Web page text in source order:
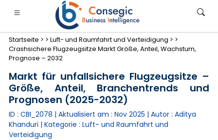
Finanzdienstleistungen und Versicherungen
• Konsumgüter• Energie und Strom
• Fallstudien
Startseite > > Luft- und Raumfahrt und Verteidigung > >
Crashsichere Flugzeugsitze Markt Größe, Anteil, Wachstum,
Prognose – 2032
Markt für unfallsichere Flugzeugsitze –
Größe, Anteil, Branchentrends und
Prognosen (2025-2032)
ID : CBI_2078 | Aktualisiert am : Nov 2025 | Autor : Aditya
Khanduri | Kategorie : Luft- und Raumfahrt und
Verteidigung